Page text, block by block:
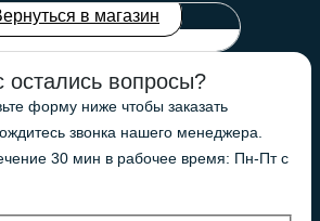
в магазин
остались вопросы?
форму ниже чтобы заказать
звонка нашего менеджера.
30 мин в рабочее время: Пн-Пт с